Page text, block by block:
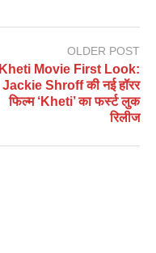
OLDER POST
Kheti Movie First Look:
Jackie Shroff की नई हॉरर
फिल्म ‘Kheti’ का फर्स्ट लुक
रिलीज